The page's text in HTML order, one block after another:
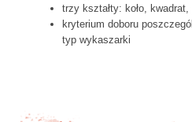
trzy kształty: koło,
kryterium doboru
typ wykaszarki